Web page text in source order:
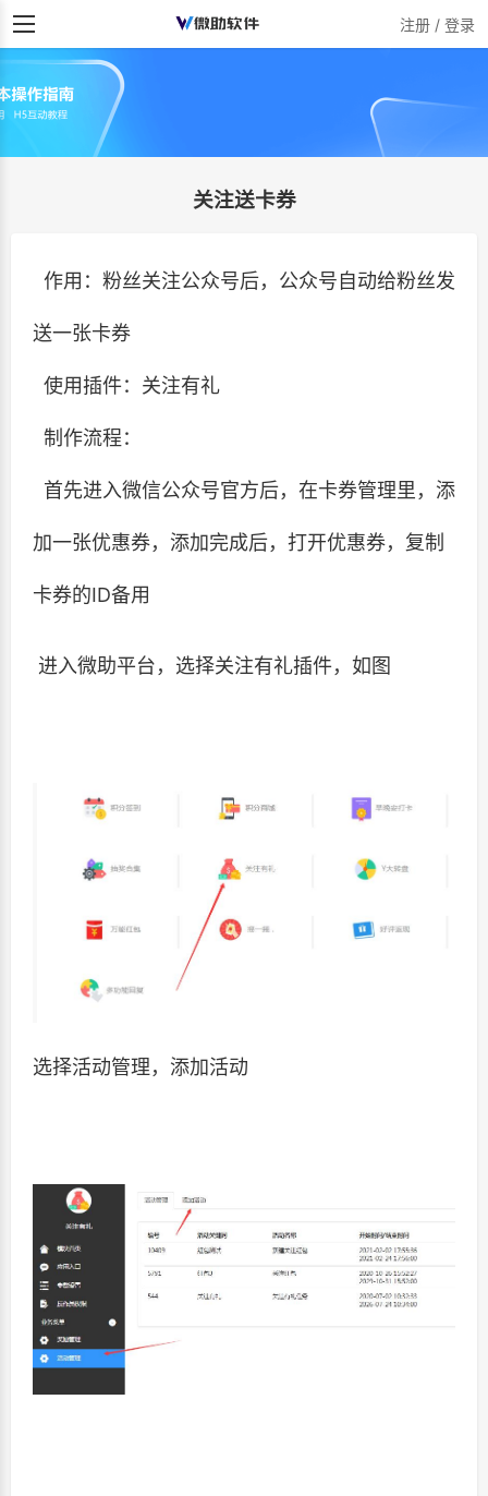
注册 / 登录
关注送卡券
作用：粉丝关注公众号后，公众号自动给粉丝发
送一张卡券
使用插件：关注有礼
制作流程：
首先进入微信公众号官方后，在卡券管理里，添
加一张优惠券，添加完成后，打开优惠券，复制
卡券的ID备用
进入微助平台，选择关注有礼插件，如图
选择活动管理，添加活动